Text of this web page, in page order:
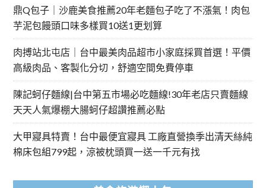
鼎Q包子｜沙鹿美食推薦20年老麵包子吃了不漲氣！肉包
芋泥包饅頭口味多樣買10送1更划算
肉搏站北屯店｜台中最美肉品超市小家庭採買首選！平價
高級肉品、客製化分切，舒適空間免費停車
陳記蚵仔麵線|台中第五市場必吃麵線!30年老店只賣麵線
天天人氣爆棚大腸蚵仔超讚推薦必點
大甲寢具特賣！台中最便宜寢具 工廠直營換季出清天絲純
棉床包組799起，涼被枕頭買一送一千元有找